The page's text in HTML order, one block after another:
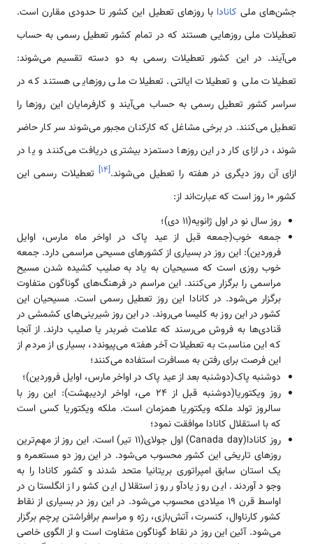
جشن‌های ملی کانادا با روزهای تعطیل این کشور تا حدودی مقارن است.
تعطیلات ملی روزهایی هستند که در تمام کشور تعطیل رسمی به حساب
می‌آیند. در این کشور تعطیلات رسمی به دو دسته تقسیم می‌شوند:
تعطیلات ملی و تعطیلات ایالتی. تعطیلات ملی روزهایی هستند که در
سراسر کشور تعطیل رسمی به حساب می‌آیند و کارفرمایان این روزها را
تعطیل می‌کنند. در برخی مشاغل که کارکنان مجبور می‌شوند سر کار حاضر
شوند، در ازای کار در این روزها دستمزد بیشتری دریافت می‌کنند و یا در
ازای آن روز دیگری در هفته را تعطیل می‌شوند.[۱۴]تعطیلات رسمی این
کشور 10 روز است که عبارت‌اند از:‌
روز سال نو در اول ژانویه(11 دی)؛
جمعه خوب(جمعه قبل از عید پاک در اواخر ماه مارس، اوایل
فروردین): این روز در بسیاری از کشورهای مسیحی مراسمی دارد. جمعه
خوب روزی است که مسیحیان به یاد به صلیب کشیده شدن مسیح
مراسمی را برگزار می‌کنند. این مراسم در فرهنگ‌های گوناگون متفاوت
برگزار می‌شود. در کانادا این روز تعطیل رسمی است. مسیحیان این
کشور در این روز به کلیسا می‌روند. در این روز شیرینی‌های کشمشی در
قنادی‌ها به فروش می‌رسند که علامت ضربدر یا صلیب دارند. از آنجا
که این مناسبت به تعطیلات آخر هفته می‌پیوندد، بسیاری از مردم از
این فرصت برای رفتن به مسافرت استفاده می‌کنند؛
دوشنبه پاک(دوشنبه بعد از عید پاک در اواخر مارس، اوایل فروردین)؛
روز ویکتوریا(دوشنبه قبل از 24 می، اواخر اردیبهشت): این روز با
سالروز تولد ملکه ویکتوریا همزمان است. ملکه ویکتوریا کسی است
که با استقلال کانادا موافقت نمود؛
روز کانادا(Canada day) اول جولای(11 تیر) است. این روز از مهم‌ترین
روزهای تاریخی این کشور محسوب می‌شود. در این روز دو مستعمره و
یک استان سابق امپراتوری بریتانیا متحد شدند و کشور کانادا را به
وجود آوردند. این روز یادآور روز استقلال این کشور از انگلستان در
اواسط قرن 19 میلادی محسوب می‌شود. در این روز در بسیاری از نقاط
کشور کارناوال، کنسرت، آتش‌بازی، رژه و مراسم برافراشتن پرچم برگزار
می‌شود. آئین این روز در نقاط گوناگون متفاوت است و از الگوی خاصی